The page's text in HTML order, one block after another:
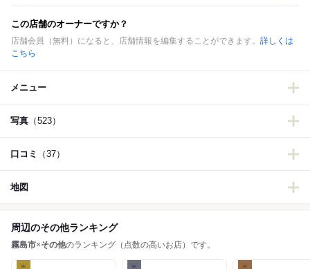
この店舗のオーナーですか？
店舗会員（無料）になると、店舗情報を編集することができます。 詳しくは
こちら
メニュー
写真 （523）
口コミ （37）
地図
周辺のその他ランキング
霧島市×その他のランキング（点数の高いお店）です。